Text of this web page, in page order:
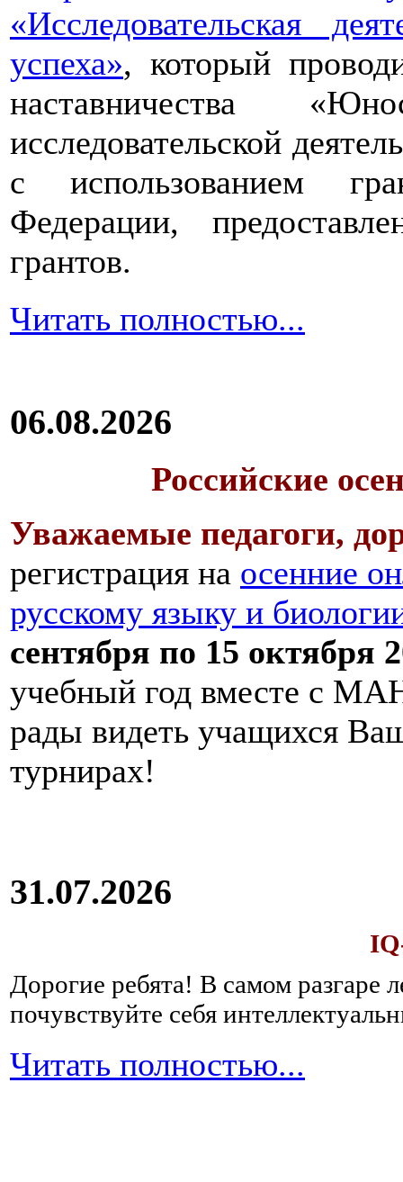
«Исследовательская
успеха», который
наставничества
исследовательской
с использованием
Федерации,
грантов.
Читать полностью...
06.08.2026
Российские
Уважаемые педагоги,
регистрация на осенние
русскому языку и
сентября по 15 октября
учебный год вместе с
рады видеть учащихся
турнирах!
31.07.2026
Дорогие ребята! В самом разгаре
почувствуйте себя
Читать полностью...